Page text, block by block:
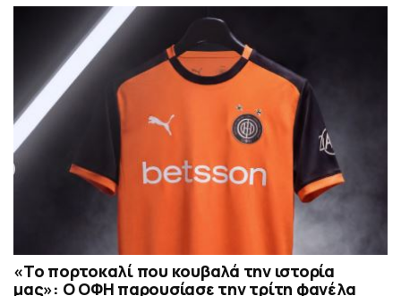
«Το πορτοκαλί που κουβαλά την ιστορία
μας»: Ο ΟΦΗ παρουσίασε την τρίτη φανέλα